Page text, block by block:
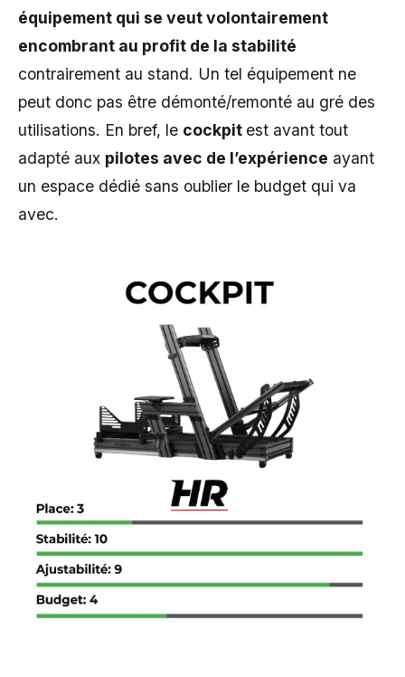
équipement qui se veut volontairement
encombrant au profit de la stabilité
contrairement au stand. Un tel équipement ne
peut donc pas être démonté/remonté au gré des
utilisations. En bref, le cockpit est avant tout
adapté aux pilotes avec de l’expérience ayant
un espace dédié sans oublier le budget qui va
avec.